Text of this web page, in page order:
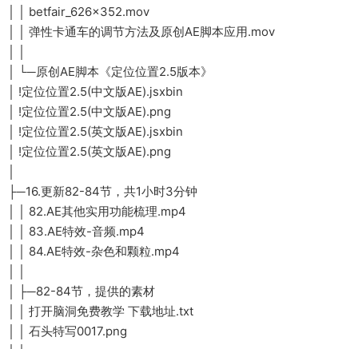
│ │ betfair_626x352.mov
│ │ 弹性卡通车的调节方法及原创AE脚本应用.mov
│ └─原创AE脚本《定位位置2.5版本》
│ !定位位置2.5(中文版AE).jsxbin
│ !定位位置2.5(中文版AE).png
│ !定位位置2.5(英文版AE).jsxbin
│ !定位位置2.5(英文版AE).png
├─16.更新82-84节，共1小时3分钟
│ │ 82.AE其他实用功能梳理.mp4
│ │ 83.AE特效-音频.mp4
│ │ 84.AE特效-杂色和颗粒.mp4
│ ├─82-84节，提供的素材
│ │ 打开脑洞免费教学 下载地址.txt
│ │ 石头特写0017.png